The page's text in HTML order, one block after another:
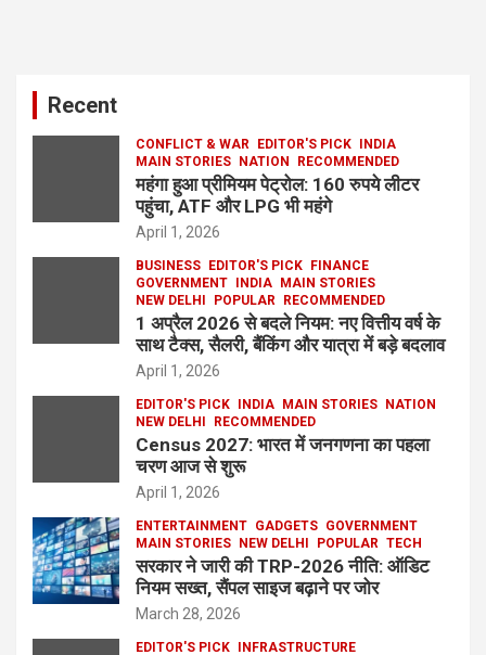
Recent
CONFLICT & WAR EDITOR'S PICK
INDIA
MAIN STORIES
NATION RECOMMENDED
महंगा हुआ प्रीमियम पेट्रोल: 160 रुपये लीटर
पहुंचा, ATF और LPG भी महंगे
April 1, 2026
BUSINESS EDITOR'S PICK
FINANCE
GOVERNMENT
INDIA
MAIN STORIES
NEW DELHI
POPULAR RECOMMENDED
1 अप्रैल 2026 से बदले नियम: नए वित्तीय वर्ष के
साथ टैक्स, सैलरी, बैंकिंग और यात्रा में बड़े बदलाव
April 1, 2026
EDITOR'S PICK INDIA MAIN STORIES
NATION
NEW DELHI
RECOMMENDED
Census 2027: भारत में जनगणना का पहला
चरण आज से शुरू
April 1, 2026
ENTERTAINMENT GADGETS GOVERNMENT
MAIN STORIES
NEW DELHI POPULAR TECH
सरकार ने जारी की TRP-2026 नीति: ऑडिट
नियम सख्त, सैंपल साइज बढ़ाने पर जोर
March 28, 2026
EDITOR'S PICK INFRASTRUCTURE